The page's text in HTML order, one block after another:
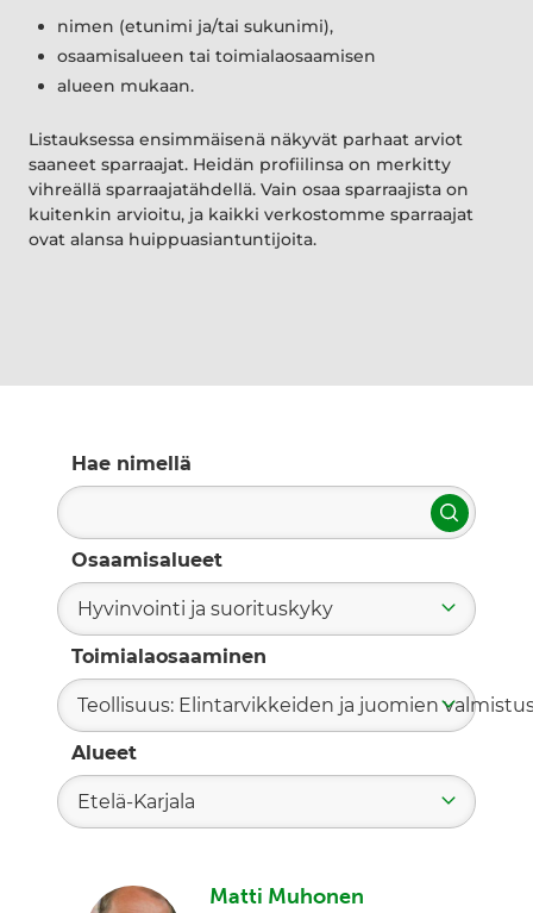
nimen (etunimi ja/tai sukunimi),
osaamisalueen tai toimialaosaamisen
alueen mukaan.
Listauksessa ensimmäisenä näkyvät parhaat arviot
saaneet sparraajat. Heidän profiilinsa on merkitty
vihreällä sparraajatähdellä. Vain osaa sparraajista on
kuitenkin arvioitu, ja kaikki verkostomme sparraajat
ovat alansa huippuasiantuntijoita.
Hae nimellä
Hae
Osaamisalueet
Hyvinvointi ja suorituskyky
Toimialaosaaminen
Teollisuus: Elintarvikkeiden ja juomien
Alueet
Etelä-Karjala
Matti Muhonen